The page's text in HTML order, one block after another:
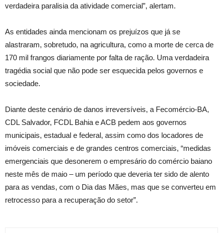
verdadeira paralisia da atividade comercial”, alertam.
As entidades ainda mencionam os prejuízos que já se
alastraram, sobretudo, na agricultura, como a morte de cerca de
170 mil frangos diariamente por falta de ração. Uma verdadeira
tragédia social que não pode ser esquecida pelos governos e
sociedade.
Diante deste cenário de danos irreversíveis, a Fecomércio-BA,
CDL Salvador, FCDL Bahia e ACB pedem aos governos
municipais, estadual e federal, assim como dos locadores de
imóveis comerciais e de grandes centros comerciais, “medidas
emergenciais que desonerem o empresário do comércio baiano
neste mês de maio – um período que deveria ter sido de alento
para as vendas, com o Dia das Mães, mas que se converteu em
retrocesso para a recuperação do setor”.